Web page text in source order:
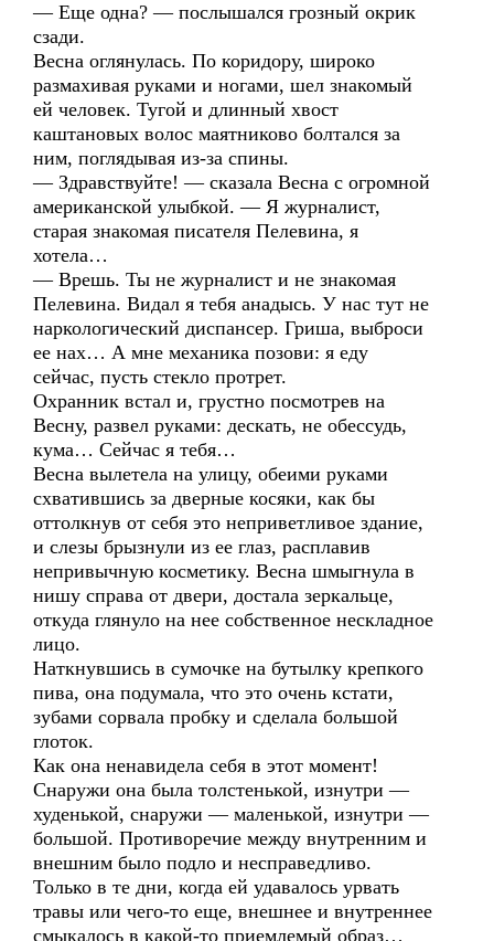
— Еще одна? — послышался грозный окрик
сзади.
Весна оглянулась. По коридору, широко
размахивая руками и ногами, шел знакомый
ей человек. Тугой и длинный хвост
каштановых волос маятниково болтался за
ним, поглядывая из-за спины.
— Здравствуйте! — сказала Весна с огромной
американской улыбкой. — Я журналист,
старая знакомая писателя Пелевина, я
хотела…
— Врешь. Ты не журналист и не знакомая
Пелевина. Видал я тебя анадысь. У нас тут не
наркологический диспансер. Гриша, выброси
ее нах… А мне механика позови: я еду
сейчас, пусть стекло протрет.
Охранник встал и, грустно посмотрев на
Весну, развел руками: дескать, не обессудь,
кума… Сейчас я тебя…
Весна вылетела на улицу, обеими руками
схватившись за дверные косяки, как бы
оттолкнув от себя это неприветливое здание,
и слезы брызнули из ее глаз, расплавив
непривычную косметику. Весна шмыгнула в
нишу справа от двери, достала зеркальце,
откуда глянуло на нее собственное нескладное
лицо.
Наткнувшись в сумочке на бутылку крепкого
пива, она подумала, что это очень кстати,
зубами сорвала пробку и сделала большой
глоток.
Как она ненавидела себя в этот момент!
Снаружи она была толстенькой, изнутри —
худенькой, снаружи — маленькой, изнутри —
большой. Противоречие между внутренним и
внешним было подло и несправедливо.
Только в те дни, когда ей удавалось урвать
травы или чего-то еще, внешнее и внутреннее
смыкалось в какой-то приемлемый образ…